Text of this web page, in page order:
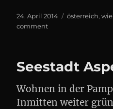
Posted
on
24. April 2014 Categories
österreich,
commenton
Seestadt
Wohnen in der
Inmitten weiter